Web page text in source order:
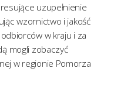
uzupełnienie
wzornictwo i jakość
w kraju i za
mogli zobaczyć
w regionie Pomorza